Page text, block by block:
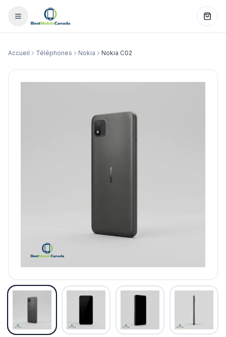
Accueil Téléphones Nokia Nokia C02